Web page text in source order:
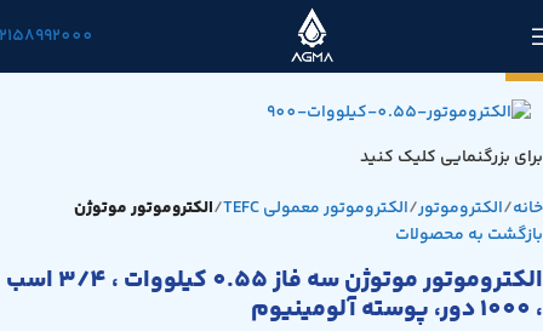
-10%
برای بزرگنمایی کلیک کنید
خانه الکتروموتور الکتروموتور معمولی TEFC
الکتروموتور موتوژن
بازگشت به محصولات
الکتروموتور موتوژن سه فاز 0.55 کیلووات ، 3/4 اسب
، 1000 دور، پوسته آلومینیوم